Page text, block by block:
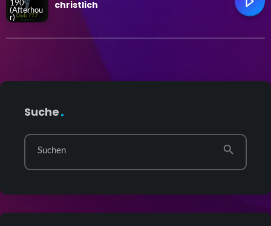
190
(Afterhou
r)
christlich
Suche
Suchen search